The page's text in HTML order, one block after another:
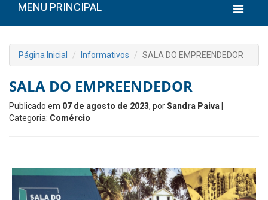
MENU PRINCIPAL
Página Inicial Informativos SALA DO EMPREENDEDOR
SALA DO EMPREENDEDOR
Publicado em 07 de agosto de 2023, porSandra Paiva
Categoria: Comércio